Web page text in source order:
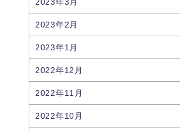
2023年2月
2023年1月
2022年12月
2022年11月
2022年10月